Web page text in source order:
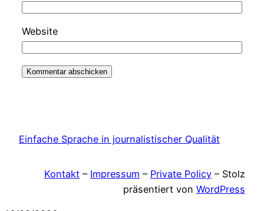
Website
Einfache Sprache in journalistischer Qualität
Kontakt – Impressum – Private Policy – Stolz
präsentiert von WordPress